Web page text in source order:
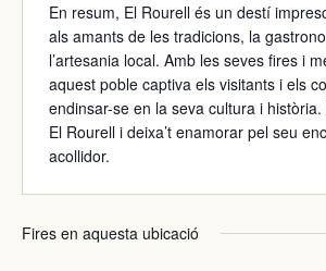
En resum, El Rourell és un destí
als amants de les tradicions, la
l’artesania local. Amb les seves fires i
aquest poble captiva els visitants i els
endinsar-se en la seva cultura i
El Rourell i deixa’t enamorar pel seu
acollidor.
Fires en aquesta ubicació